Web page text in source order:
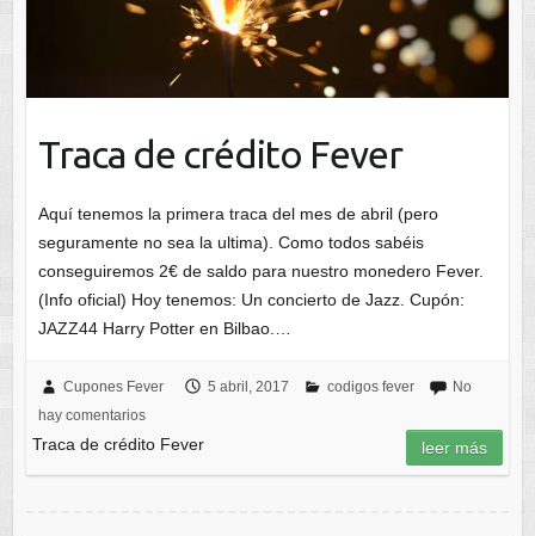
Traca de crédito Fever
Aquí tenemos la primera traca del mes de abril (pero
seguramente no sea la ultima). Como todos sabéis
conseguiremos 2€ de saldo para nuestro monedero Fever.
(Info oficial) Hoy tenemos: Un concierto de Jazz. Cupón:
JAZZ44 Harry Potter en Bilbao.…
Cupones Fever 5 abril, 2017 codigos fever
No
hay comentarios
Traca de crédito Fever leer más